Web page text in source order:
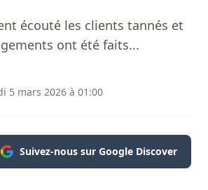
écouté les clients tannés et
ont été faits...
5 mars 2026 à 01:00
Suivez-nous sur Google Discover